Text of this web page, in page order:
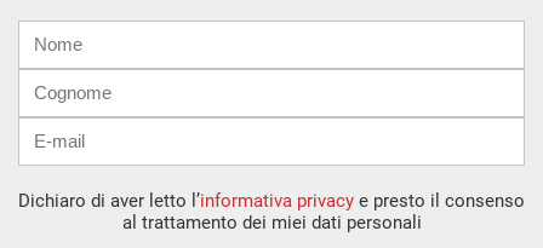
mail
Dichiaro di aver letto l’informativa privacy e presto il consenso
al trattamento dei miei dati personali